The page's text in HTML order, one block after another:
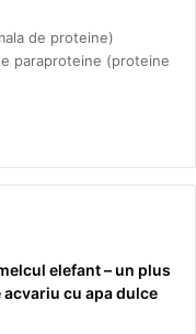
de proteine)
paraproteine (proteine
elefant – un plus
cu apa dulce